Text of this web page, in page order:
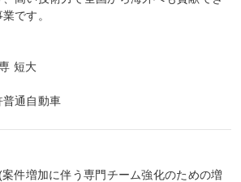
です。
短大
普通自動車
件増加に伴う専門チーム強化のための増